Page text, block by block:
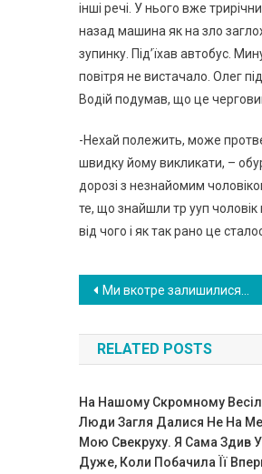
інші речі. У нього вже
назад машина як на злo
зупинку. Під’їхав автобус.
повiтря не вистачало. Олег
Водій подумав, що це
-Нехай полежить, може
швидку йому викликати, –
дорозі з незнайомим
те, що знайшли тp yуп чоловік
від чого і як так рано це
Навигация
по
записям
Ми вкотре залишилися без вечері через свекруху. Мої нерви вже не витримують
RELATED POSTS
На Нашому Скромному
Люди Загля Далися Не На
Мою Свекруху. Я Сама Здив
Дуже, Коли Побачила Її